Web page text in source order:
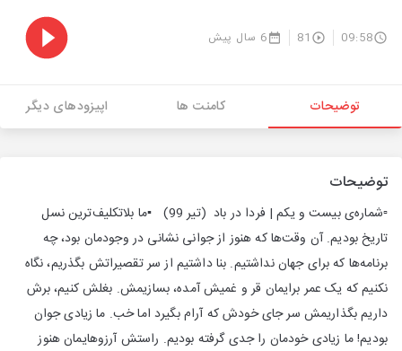
09:58
81 6 سال پیش
توضیحات کامنت ها اپیزودهای دیگر
توضیحات
▫️شماره‌ی بیست و یکم | فردا در باد‌ ‌ ‌(تیر 99) ‌‌ ‌‌‌ ‌‌‌▪️ما بلاتکلیف‌ترین نسل
تاریخ بودیم. آن وقت‌ها که هنوز از جوانی نشانی در وجودمان بود، چه
برنامه‌ها که برای جهان نداشتیم. بنا داشتیم از سر تقصیراتش بگذریم، نگاه
نکنیم که یک عمر برایمان قر و غمیش آمده، بسازیمش. بغلش کنیم، برش
داریم بگذاریمش سر جای خودش که آرام بگیرد اما خب. ما زیادی جوان
بودیم! ما زیادی خودمان را جدی گرفته بودیم. راستش آرزوهایمان هنوز